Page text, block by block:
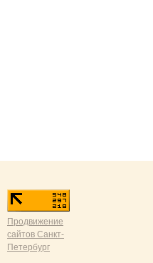
Продвижение
сайтов Санкт-
Петербург